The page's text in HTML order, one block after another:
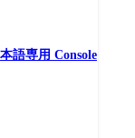
語専用 Console